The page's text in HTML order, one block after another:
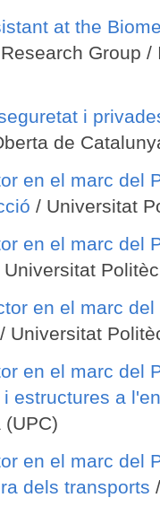
at the
Group
i
de
en el marc del
/ Universitat
en el marc del
Universitat
en el marc
/ Universitat
en el marc del
estructures a
en el marc del
dels transports